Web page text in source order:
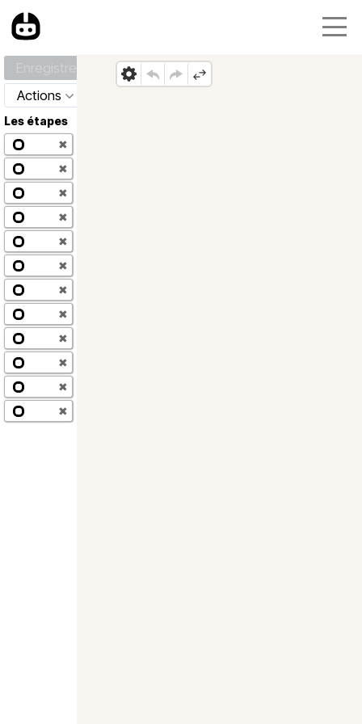
Actions
Les étapes
✖
✖
✖
✖
✖
✖
✖
✖
✖
✖
✖
✖